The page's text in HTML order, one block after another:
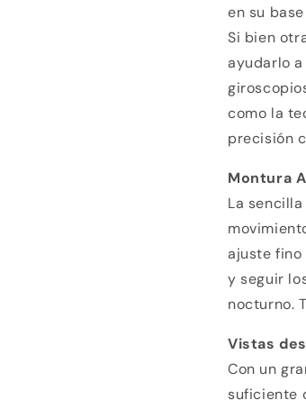
en su
Si bien
ayudarlo
como la
precisión
Montura
La
ajuste
y seguir
nocturno.
Vistas
Con un
suficiente